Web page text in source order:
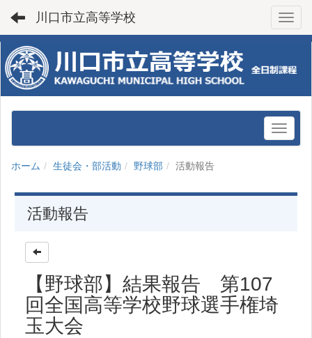
川口市立高等学校
ホーム 生徒会・部活動 野球部 活動報告
活動報告
【野球部】結果報告 第107
回全国高等学校野球選手権埼
玉大会